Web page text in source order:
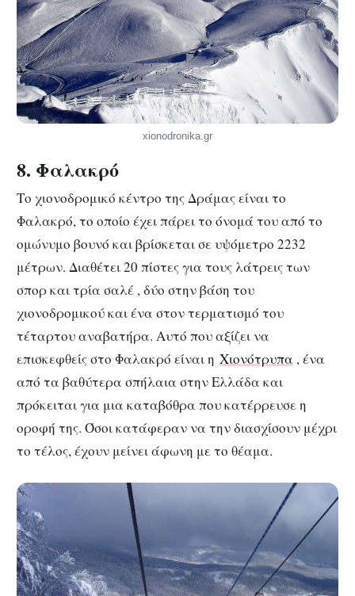
xionodronika.gr
8. Φαλακρό
Το χιονοδρομικό κέντρο της Δράμας είναι το
Φαλακρό, το οποίο έχει πάρει το όνομά του από το
ομώνυμο βουνό και βρίσκεται σε υψόμετρο 2232
μέτρων. Διαθέτει 20 πίστες για τους λάτρεις των
σπορ και τρία σαλέ , δύο στην βάση του
χιονοδρομικού και ένα στον τερματισμό του
τέταρτου αναβατήρα. Αυτό που αξίζει να
επισκεφθείς στο Φαλακρό είναι η Χιονότρυπα , ένα
από τα βαθύτερα σπήλαια στην Ελλάδα και
πρόκειται για μια καταβόθρα που κατέρρευσε η
οροφή της. Όσοι κατάφεραν να την διασχίσουν μέχρι
το τέλος, έχουν μείνει άφωνη με το θέαμα.